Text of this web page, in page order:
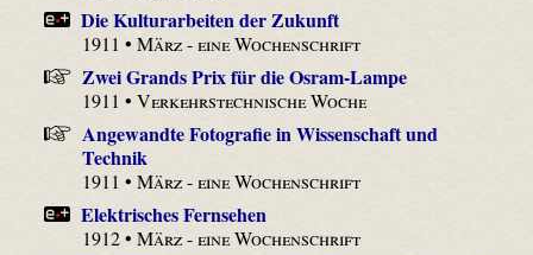
Die Kulturarbeiten der Zukunft
1911 •März - eine Wochenschrift
Zwei Grands Prix für die Osram-Lampe
1911 •Verkehrstechnische Woche
Angewandte Fotografie in Wissenschaft und
Technik
1911 •März - eine Wochenschrift
Elektrisches Fernsehen
1912 •März - eine Wochenschrift